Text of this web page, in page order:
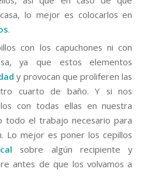
lo mejor es colocarlos en
.
con los capuchones ni con
ya que estos elementos
y provocan que proliferen las
cuarto de baño. Y si nos
con todas ellas en nuestra
todo el trabajo necesario para
Lo mejor es poner los cepillos
sobre algún recipiente y
antes de que los volvamos a